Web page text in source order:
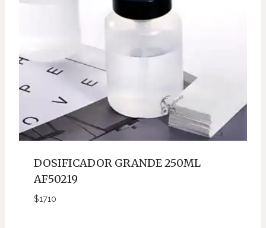
DOSIFICADOR GRANDE 250ML
AF50219
$1710